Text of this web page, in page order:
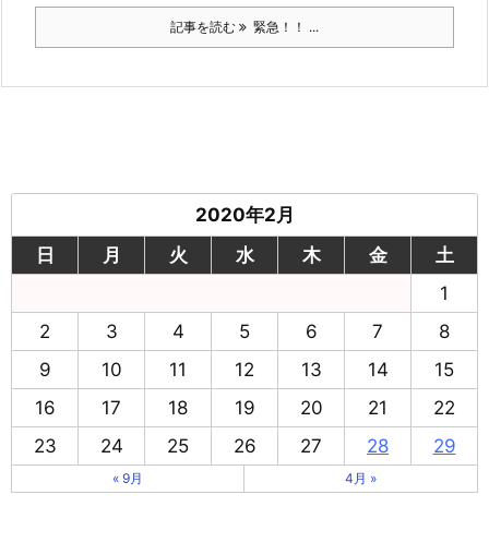
記事を読む 緊急！！ ...
2020年2月
日
月 火 水 木 金
土
1
2
3 4 5 6 7
8
9
10 11 12 13 14
15
16
17 18 19 20 21
22
23
24 25 26 27 28 29
« 9月 4月 »